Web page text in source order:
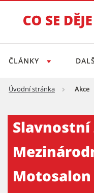
ČLÁNKY
Úvodní stránka Akce
Motosalon